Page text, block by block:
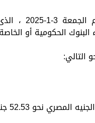
تستعرض
الحكومية أو
وسعر البيع نحو 52.78 جنيه